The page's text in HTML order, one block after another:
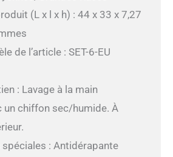
(L x l x h) : 44 x 33 x 7,27
de l’article : SET-6-EU
: Lavage à la main
un chiffon sec/humide. À
: Antidérapante